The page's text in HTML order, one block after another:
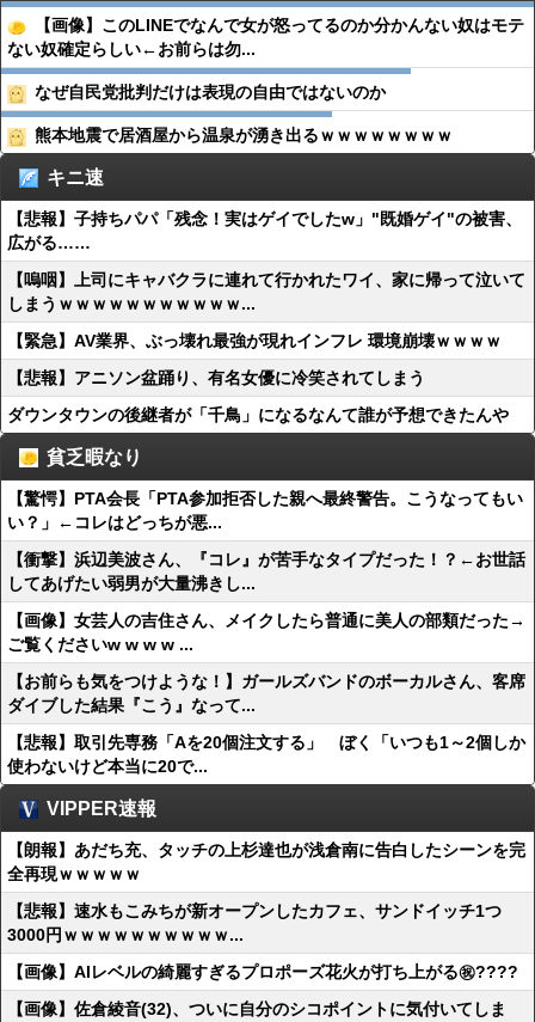
【画像】このLINEでなんで女が怒ってるのか分かんない奴はモテ
ない奴確定らしい←お前らは勿...
なぜ自民党批判だけは表現の自由ではないのか
熊本地震で居酒屋から温泉が湧き出るｗｗｗｗｗｗｗｗ
キニ速
【悲報】子持ちパパ「残念！実はゲイでしたw」"既婚ゲイ"の被害、
広がる……
【嗚咽】上司にキャバクラに連れて行かれたワイ、家に帰って泣いて
しまうｗｗｗｗｗｗｗｗｗｗｗ...
【緊急】AV業界、ぶっ壊れ最強が現れインフレ 環境崩壊ｗｗｗｗ
【悲報】アニソン盆踊り、有名女優に冷笑されてしまう
ダウンタウンの後継者が「千鳥」になるなんて誰が予想できたんや
貧乏暇なり
【驚愕】PTA会長「PTA参加拒否した親へ最終警告。こうなってもい
い？」←コレはどっちが悪...
【衝撃】浜辺美波さん、『コレ』が苦手なタイプだった！？←お世話
してあげたい弱男が大量沸きし...
【画像】女芸人の吉住さん、メイクしたら普通に美人の部類だった→
ご覧くださいw w w w ...
【お前らも気をつけような！】ガールズバンドのボーカルさん、客席
ダイブした結果『こう』なって...
【悲報】取引先専務「Aを20個注文する」 ぼく「いつも1～2個しか
使わないけど本当に20で...
VIPPER速報
【朗報】あだち充、タッチの上杉達也が浅倉南に告白したシーンを完
全再現ｗｗｗｗｗ
【悲報】速水もこみちが新オープンしたカフェ、サンドイッチ1つ
3000円ｗｗｗｗｗｗｗｗｗｗ...
【画像】AIレベルの綺麗すぎるプロポーズ花火が打ち上がる㊗????
【画像】佐倉綾音(32)、ついに自分のシコポイントに気付いてしま